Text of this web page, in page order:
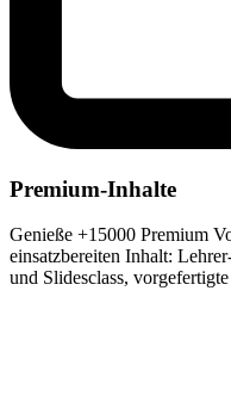
Premium-Inhalte
Genieße +15000 Premium
einsatzbereiten Inhalt:
und Slidesclass,